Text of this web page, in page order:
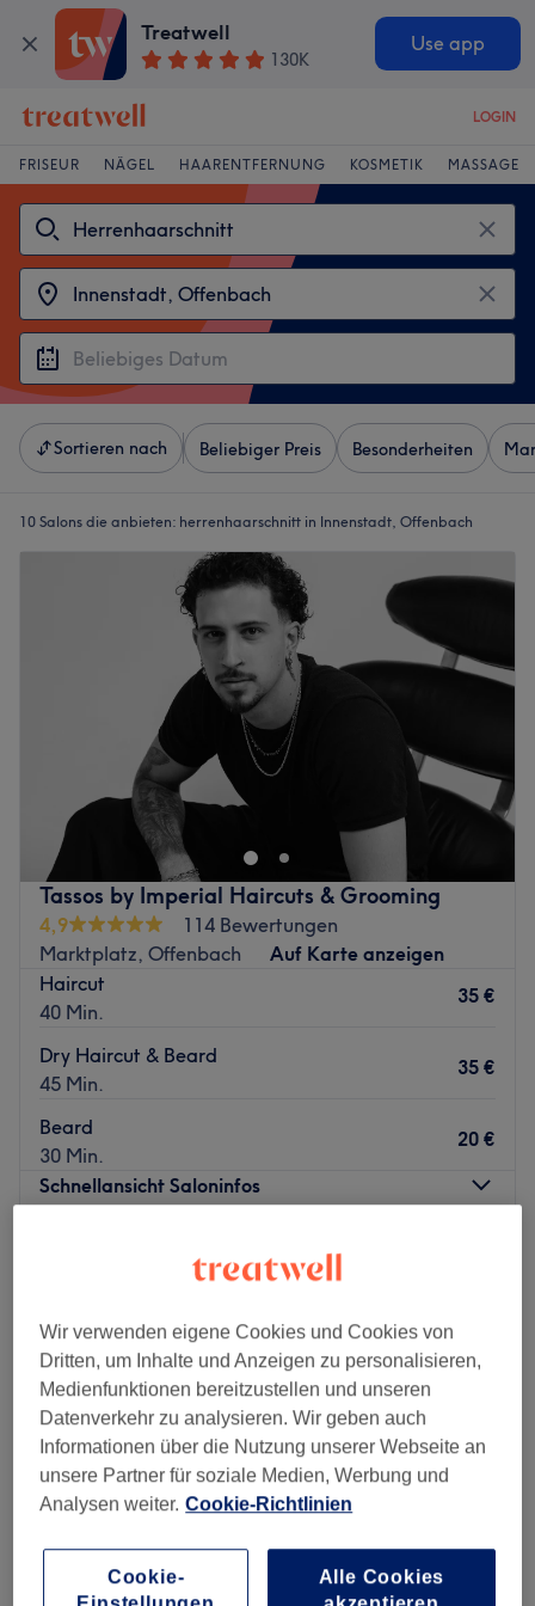
Treatwell
130K
Use app
LOGIN
FRISEUR NÄGEL HAARENTFERNUNG KOSMETIK MASSAGE
Sortieren nach Beliebiger Preis Besonderheiten
10 Salons die anbieten: herrenhaarschnitt in Innenstadt, Offenbach
Tassos by Imperial Haircuts & Grooming
4,9
114 Bewertungen
Marktplatz, Offenbach
Auf Karte anzeigen
Haircut
40 Min.
35 €
Dry Haircut & Beard
45 Min.
35 €
Beard
30 Min.
20 €
Schnellansicht Saloninfos
Donnerstag
10:00– 19:00
Freitag
10:00–19:00
Samstag
10:00–19:00
Sonntag
Geschlossen
Willkommen bei Tassos by Imperial Haircuts & Grooming
in Offenbach, deinem top Herrenfriseur im Zentrum der
direkt und unkompliziert über die Treatwell-App mit
sofortiger Buchungsbestätigung.
Wir verwenden eigene Cookies und Cookies von
Dritten, um Inhalte und Anzeigen zu personalisieren,
Medienfunktionen bereitzustellen und unseren
Datenverkehr zu analysieren. Wir geben auch
Informationen über die Nutzung unserer Webseite an
unsere Partner für soziale Medien, Werbung und
Analysen weiter. Cookie-Richtlinien
Cookie-
Alle Cookies